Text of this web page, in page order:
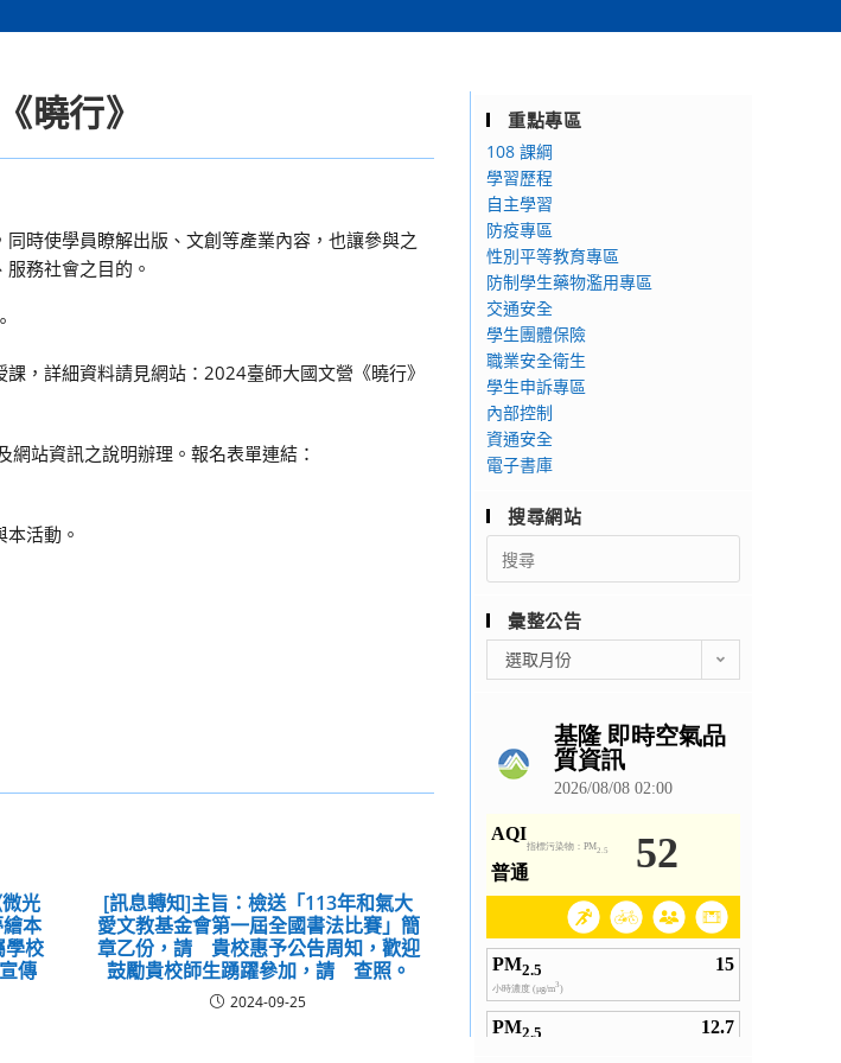
曉行》
時使學員瞭解出版、文創等產業內容，也讓參與之
務社會之目的。
，詳細資料請見網站：2024臺師大國文營《曉行》
站資訊之說明辦理。報名表單連結：
活動。
光
本
學校
傳
[訊息轉知]主旨：檢送「113年和氣大
愛文教基金會第一屆全國書法比賽」簡
章乙份，請 貴校惠予公告周知，歡迎
鼓勵貴校師生踴躍參加，請 查照。
2024-09-25
重點專區
108 課綱
學習歷程
自主學習
防疫專區
性別平等教育專區
防制學生藥物濫用專區
交通安全
學生團體保險
職業安全衛生
學生申訴專區
內部控制
資通安全
電子書庫
搜尋網站
Search
for:
彙整公告
整
選取月份